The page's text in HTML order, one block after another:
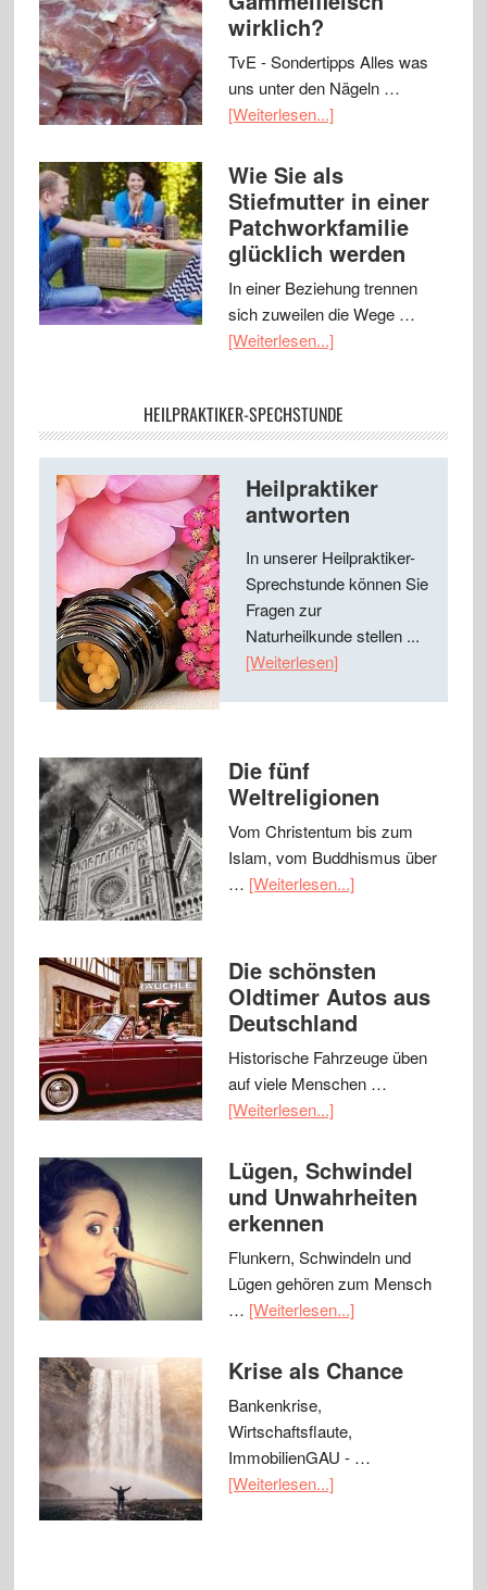
wirklich?
TvE - Sondertipps Alles was
uns unter den Nägeln …
[Weiterlesen...]
Wie Sie als
Stiefmutter in einer
Patchworkfamilie
glücklich werden
In einer Beziehung trennen
sich zuweilen die Wege …
[Weiterlesen...]
HEILPRAKTIKER-SPECHSTUNDE
Heilpraktiker
antworten
In unserer Heilpraktiker-
Sprechstunde können Sie
Fragen zur
Naturheilkunde stellen ...
[Weiterlesen]
Die fünf
Weltreligionen
Vom Christentum bis zum
Islam, vom Buddhismus über
… [Weiterlesen...]
Die schönsten
Oldtimer Autos aus
Deutschland
Historische Fahrzeuge üben
auf viele Menschen …
[Weiterlesen...]
Lügen, Schwindel
und Unwahrheiten
erkennen
Flunkern, Schwindeln und
Lügen gehören zum Mensch
… [Weiterlesen...]
Krise als Chance
Bankenkrise,
Wirtschaftsflaute,
ImmobilienGAU - …
[Weiterlesen...]